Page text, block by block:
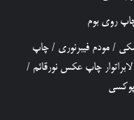
روی بوم
/ مودم فیبرنوری / چاپ
لابراتوار چاپ عکس نورقائم /